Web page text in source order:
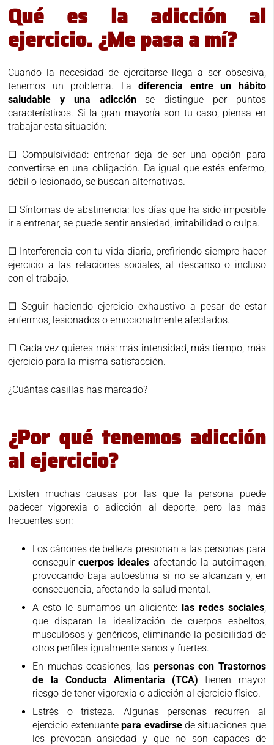
Qué es la adicción al
ejercicio. ¿Me pasa a mí?
Cuando la necesidad de ejercitarse llega a ser obsesiva,
tenemos un problema. Ladiferencia entre un hábito
saludable y una adicciónse distingue por puntos
característicos. Si la gran mayoría son tu caso, piensa en
trabajar esta situación:
☐ Compulsividad: entrenar deja de ser una opción para
convertirse en una obligación. Da igual que estés enfermo,
débil o lesionado, se buscan alternativas.
☐ Síntomas de abstinencia: los días que ha sido imposible
ir a entrenar, se puede sentir ansiedad, irritabilidad o culpa.
☐ Interferencia con tu vida diaria, prefiriendo siempre hacer
ejercicio a las relaciones sociales, al descanso o incluso
con el trabajo.
☐ Seguir haciendo ejercicio exhaustivo a pesar de estar
enfermos, lesionados o emocionalmente afectados.
☐ Cada vez quieres más: más intensidad, más tiempo, más
ejercicio para la misma satisfacción.
¿Cuántas casillas has marcado?
¿Por qué tenemos adicción
al ejercicio?
Existen muchas causas por las que la persona puede
padecer vigorexia o adicción al deporte, pero las más
frecuentes son:
Los cánones de belleza presionan a las personas para
conseguircuerpos ideales afectando la autoimagen,
provocando baja autoestima si no se alcanzan y, en
consecuencia, afectando la salud mental.
A esto le sumamos un aliciente: las redes sociales,
que disparan la idealización de cuerpos esbeltos,
musculosos y genéricos, eliminando la posibilidad de
otros perfiles igualmente sanos y fuertes.
En muchas ocasiones, las personas con Trastornos
de la Conducta Alimentaria (TCA) tienen mayor
riesgo de tener vigorexia o adicción al ejercicio físico.
Estrés o tristeza. Algunas personas recurren al
ejercicio extenuantepara evadirse de situaciones que
les provocan ansiedad y que no son capaces de